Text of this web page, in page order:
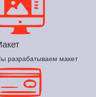
разрабатываем макет